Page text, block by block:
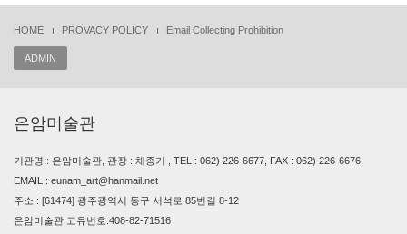
HOME PROVACY POLICY Email Collecting Prohibition
ADMIN
은암미술관
기관명 : 은암미술관, 관장 : 채종기 , TEL : 062) 226-6677, FAX : 062) 226-6676,
EMAIL : eunam_art@hanmail.net
주소 : [61474] 광주광역시 동구 서석로 85번길 8-12
은암미술관 고유번호:408-82-71516